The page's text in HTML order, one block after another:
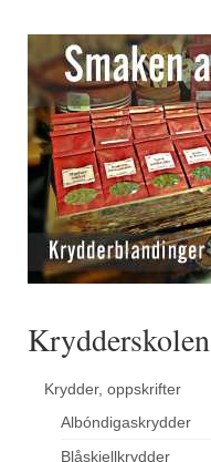
Krydderskolen
Krydder, oppskrifter
Albóndigaskrydder
Blåskjellkrydder